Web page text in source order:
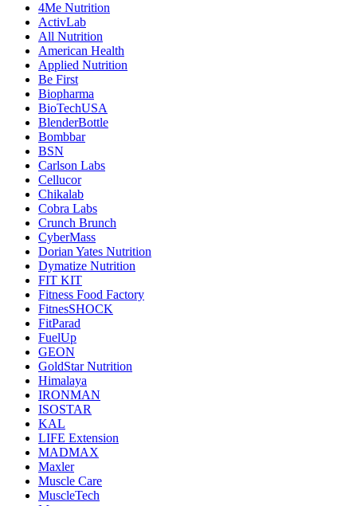
4Me Nutrition
ActivLab
All Nutrition
American Health
Applied Nutrition
Be First
Biopharma
BioTechUSA
BlenderBottle
Bombbar
BSN
Carlson Labs
Cellucor
Chikalab
Cobra Labs
Crunch Brunch
CyberMass
Dorian Yates Nutrition
Dymatize Nutrition
FIT KIT
Fitness Food Factory
FitnesSHOCK
FitParad
FuelUp
GEON
GoldStar Nutrition
Himalaya
IRONMAN
ISOSTAR
KAL
LIFE Extension
MADMAX
Maxler
Muscle Care
MuscleTech